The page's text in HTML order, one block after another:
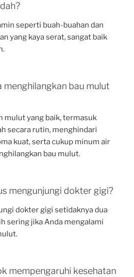
seperti buah-buahan dan
yang kaya serat, sangat baik
menghilangkan bau mulut
mulut yang baik, termasuk
secara rutin, menghindari
kuat, serta cukup minum air
bau mulut.
mengunjungi dokter gigi?
dokter gigi setidaknya dua
sering jika Anda mengalami
mempengaruhi kesehatan